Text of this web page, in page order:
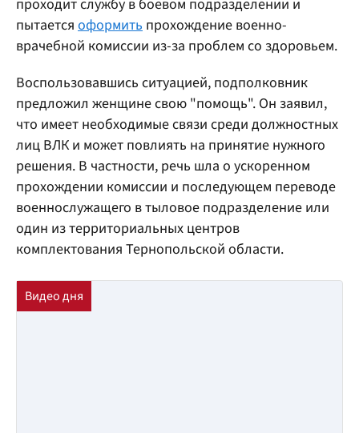
проходит службу в боевом подразделении и
пытается оформить прохождение военно-
врачебной комиссии из-за проблем со здоровьем.
Воспользовавшись ситуацией, подполковник
предложил женщине свою "помощь". Он заявил,
что имеет необходимые связи среди должностных
лиц ВЛК и может повлиять на принятие нужного
решения. В частности, речь шла о ускоренном
прохождении комиссии и последующем переводе
военнослужащего в тыловое подразделение или
один из территориальных центров
комплектования Тернопольской области.